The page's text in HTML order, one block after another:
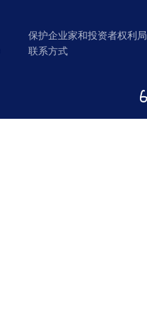
保护企业家和投资者权利局
联系方式